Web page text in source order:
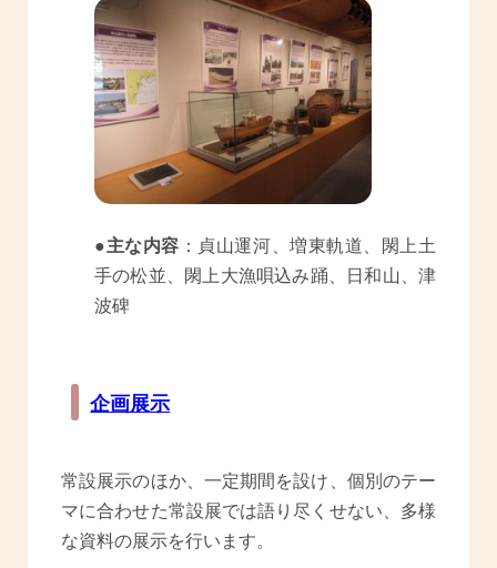
●主な内容 ：貞山運河、増東軌道、閖上土
手の松並、閖上大漁唄込み踊、日和山、津
波碑
企画展示
常設展示のほか、一定期間を設け、個別のテー
マに合わせた常設展では語り尽くせない、多様
な資料の展示を行います。